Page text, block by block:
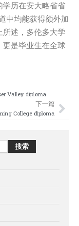
学历在安大略省省
中均能获得额外加
述，多伦多大学
更是毕业生在全球
Valley diploma
下一篇
College diploma
搜索